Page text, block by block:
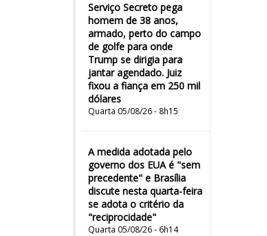
Serviço Secreto pega
homem de 38 anos,
armado, perto do campo
de golfe para onde
Trump se dirigia para
jantar agendado. Juiz
fixou a fiança em 250 mil
dólares
Quarta 05/08/26 - 8h15
A medida adotada pelo
governo dos EUA é "sem
precedente" e Brasília
discute nesta quarta-feira
se adota o critério da
"reciprocidade"
Quarta 05/08/26 - 6h14